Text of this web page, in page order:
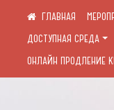
ДОСТУПНАЯ СРЕДА
ОНЛАЙН ПРОДЛЕНИЕ